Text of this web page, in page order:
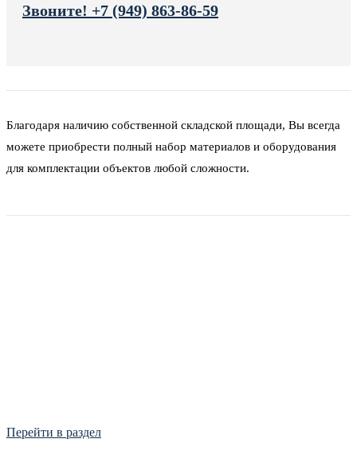
Звоните! +7 (949) 863-86-59
Благодаря наличию собственной складской площади, Вы всегда
можете приобрести полный набор материалов и оборудования
для комплектации объектов любой сложности.
Перейти в раздел